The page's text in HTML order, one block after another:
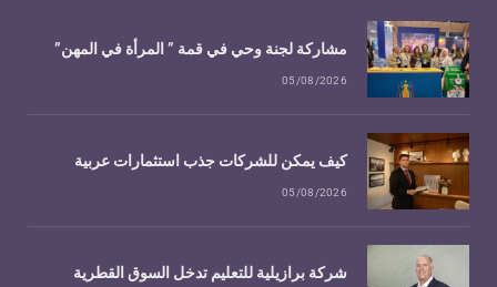
مشاركة لجنة وحي في قمة ” المرأة في المهن”
05/08/2026
كيف يمكن للشركات جذب استثمارات عربية
05/08/2026
شركة برازيلية للتعليم تدخل السوق القطرية